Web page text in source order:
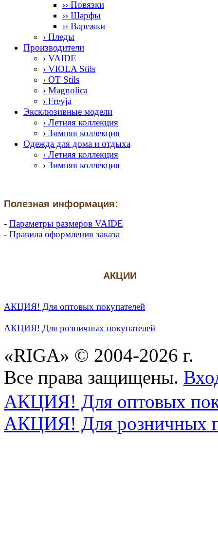
›› Повязки
›› Шарфы
›› Варежки
› Пледы
Производители
› VAIDE
› VIOLA Stils
› OT Stils
› Magnolica
› Freyja
Эксклюзивные модели
› Летняя коллекция
› Зимняя коллекция
Одежда для дома и отдыха
› Летняя коллекция
› Зимняя коллекция
Полезная информация:
- Параметры размеров VAIDE
- Правила оформления заказа
АКЦИИ
АКЦИЯ! Для оптовых покупателей
АКЦИЯ! Для розничных покупателей
«RIGA» © 2004-2026 г.
Все права защищены.
АКЦИЯ! Для оптовых
АКЦИЯ! Для розничных